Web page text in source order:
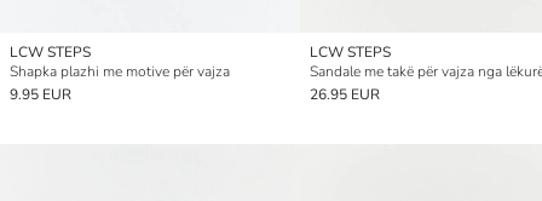
LCW STEPS
Shapka plazhi me motive për vajza
9.95 EUR
LCW STEPS
26.95 EUR